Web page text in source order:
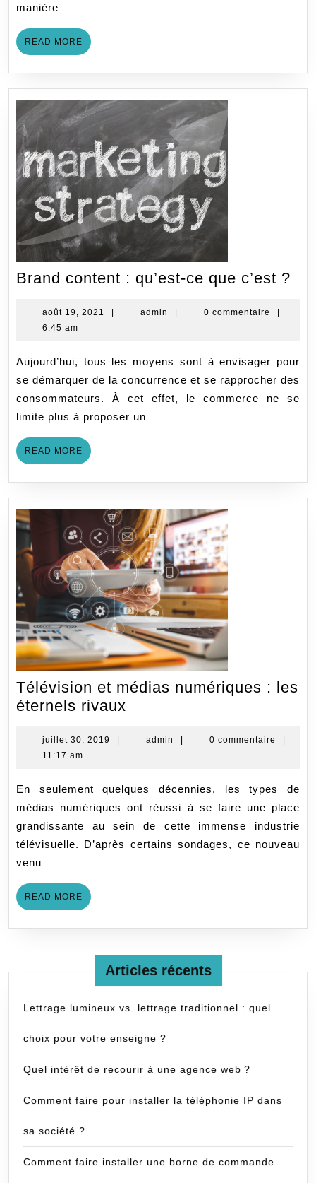
manière
READ MORE READ
MORE
Brand content : qu’est-ce que c’est ?
?
août 19, 2021
août
| admin admin
| 0 commentaire
|
6:45 am
Aujourd’hui, tous les moyens sont à envisager pour
se démarquer de la concurrence et se rapprocher des
consommateurs. À cet effet, le commerce ne se
limite plus à proposer un
READ MORE READ
MORE
Télévision et médias numériques : les
éternels rivaux
médias
les
éternels
rivaux
juillet 30, 2019
juillet
admin admin 0 commentaire
11:17 am
En seulement quelques décennies, les types de
médias numériques ont réussi à se faire une place
grandissante au sein de cette immense industrie
télévisuelle. D’après certains sondages, ce nouveau
venu
READ MORE READ
MORE
Articles récents
Lettrage lumineux vs. lettrage traditionnel : quel
choix pour votre enseigne ?
Quel intérêt de recourir à une agence web ?
Comment faire pour installer la téléphonie IP dans
sa société ?
Comment faire installer une borne de commande